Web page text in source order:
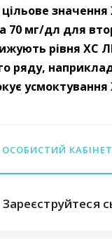
70 мг/дл для
рівня ХС
ряду, наприклад
ОСОБИСТИЙ КАБІНЕТ
Зареєструйтеся